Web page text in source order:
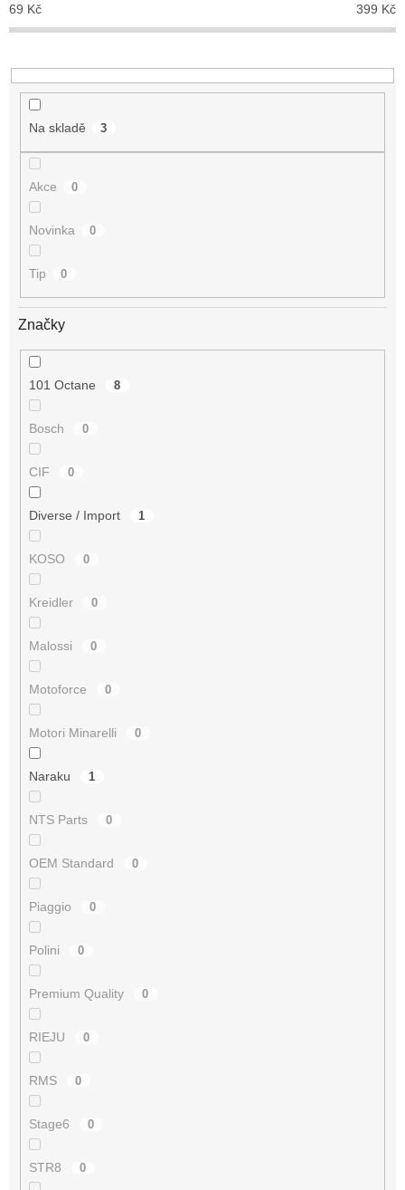
k
t
69 Kč 399 Kč
Na skladě 3
Akce 0
Novinka 0
Tip 0
Značky
101 Octane 8
Bosch 0
CIF 0
Diverse / Import 1
KOSO 0
Kreidler 0
Malossi 0
Motoforce 0
Motori Minarelli 0
Naraku 1
NTS Parts 0
OEM Standard 0
Piaggio 0
Polini 0
Premium Quality 0
RIEJU 0
RMS 0
Stage6 0
STR8 0